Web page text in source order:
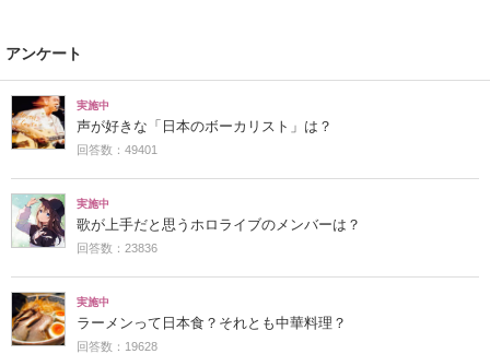
アンケート
実施中
声が好きな「日本のボーカリスト」は？
回答数：49401
実施中
歌が上手だと思うホロライブのメンバーは？
回答数：23836
実施中
ラーメンって日本食？それとも中華料理？
回答数：19628